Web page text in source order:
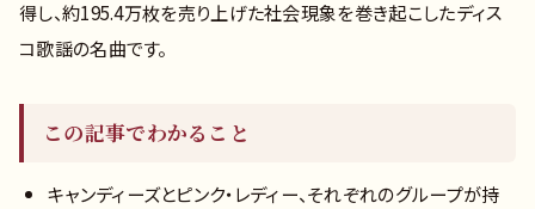
得し、約195.4万枚を売り上げた社会現象を巻き起こしたディス
コ歌謡の名曲です。
この記事でわかること
キャンディーズとピンク・レディー、それぞれのグループが持